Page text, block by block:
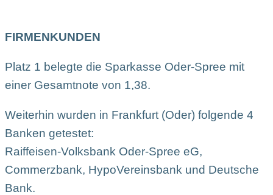
FIRMENKUNDEN
Platz 1 belegte die Sparkasse Oder-Spree mit
einer Gesamtnote von 1,38.
Weiterhin wurden in Frankfurt (Oder) folgende 4
Banken getestet:
Raiffeisen-Volksbank Oder-Spree eG,
Commerzbank, HypoVereinsbank und Deutsche
Bank.